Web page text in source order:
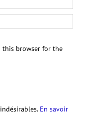
this browser for the
En savoir